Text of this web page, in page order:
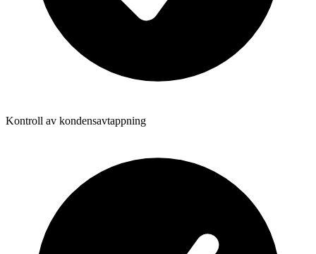
Kontroll av kondensavtappning